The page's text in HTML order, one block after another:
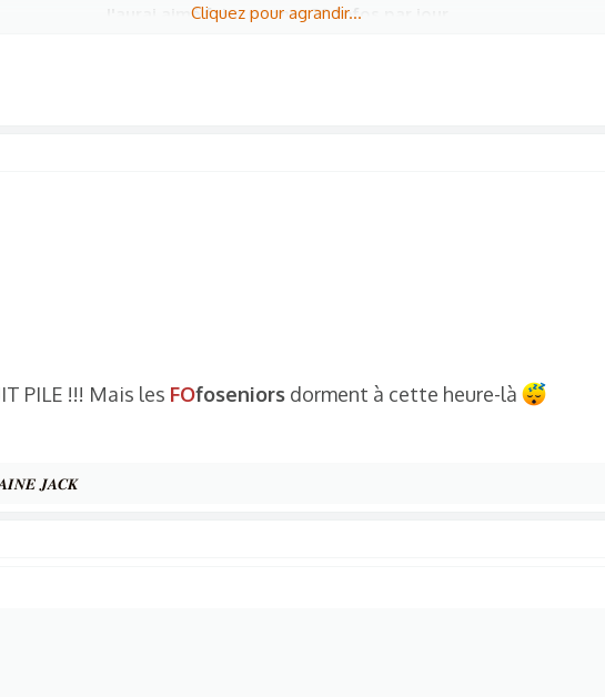
J'aurai aimé faire gagner 30 fofos par jour
personne , qui aura posté un message, ici même, et exactement à
Cliquez pour agrandir...
PILE !!! Mais les FOfoseniors dorment à cette heure-là
𝑱𝑨𝑪𝑲